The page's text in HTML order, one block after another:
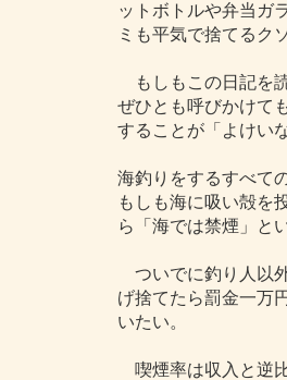
ットボトルや弁当ガ
ミも平気で捨てるク
もしもこの日記を
ぜひとも呼びかけて
することが「よけい
海釣りをするすべて
もしも海に吸い殻を
ら「海では禁煙」と
ついでに釣り人以
げ捨てたら罰金一万
いたい。
喫煙率は収入と逆